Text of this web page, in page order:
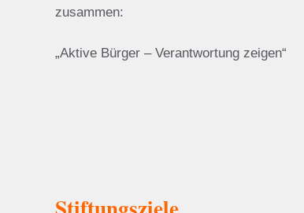
zusammen:
„Aktive Bürger – Verantwortung zeigen“